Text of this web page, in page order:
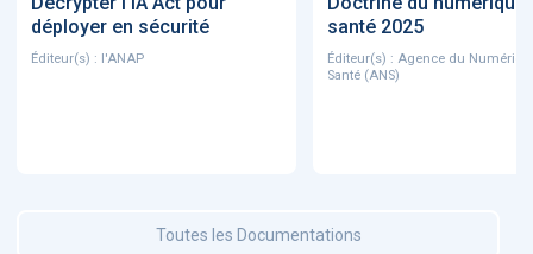
déployer en sécurité
Éditeur(s) : l'ANAP
santé 2025
Éditeur(s) : Agence du
Santé (ANS)
Toutes les Documentations